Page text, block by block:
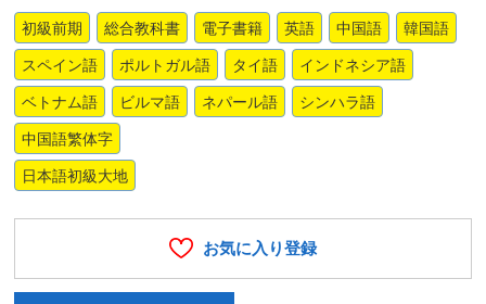
初級前期 総合教科書 電子書籍 英語 中国語 韓国語
スペイン語 ポルトガル語 タイ語 インドネシア語
ベトナム語 ビルマ語 ネパール語 シンハラ語
中国語繁体字
日本語初級大地
お気に入り登録